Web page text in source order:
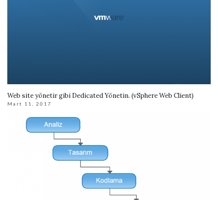
Web site yönetir gibi Dedicated Yönetin. (vSphere Web Client)
Mart 11, 2017